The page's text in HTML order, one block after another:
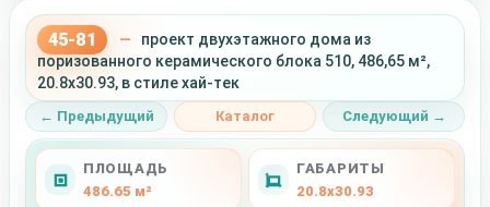
45-81 —
проект двухэтажного дома из
поризованного керамического блока 510, 486,65 м²,
20.8x30.93, в стиле хай-тек
← Предыдущий Каталог Следующий →
ПЛОЩАДЬ
486.65 м²
ГАБАРИТЫ
20.8x30.93